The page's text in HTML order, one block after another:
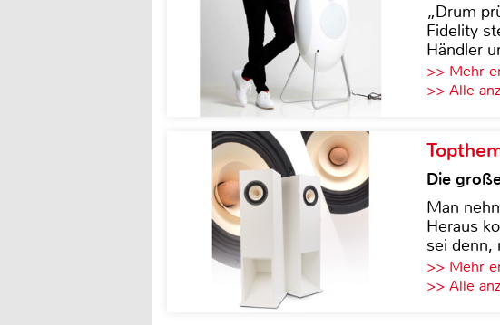
„Drum
Fidelity
Händler
>> Mehr
>> Alle
Die
Man
Heraus
sei denn,
>> Mehr
>> Alle